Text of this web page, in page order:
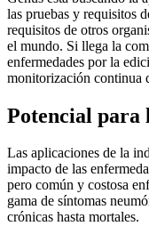
las pruebas y requisitos
requisitos de otros
el mundo. Si llega la
enfermedades por la
monitorización continua
Potencial para
Las aplicaciones de la
impacto de las
pero común y costosa
gama de síntomas
crónicas hasta mortales.